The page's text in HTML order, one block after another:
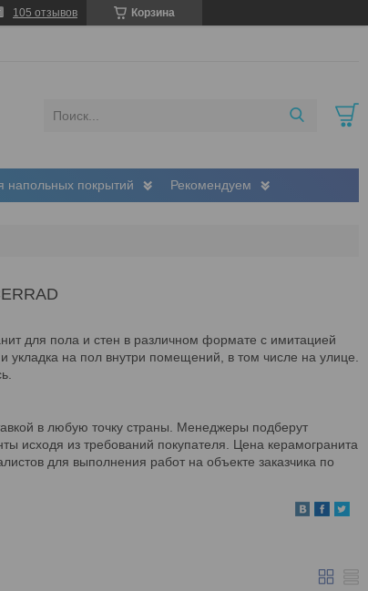
Корзина
105 отзывов
напольных покрытий Рекомендуем
для пола и стен в различном формате с имитацией
укладка на пол внутри помещений, в том числе на улице.
в любую точку страны. Менеджеры подберут
исходя из требований покупателя. Цена керамогранита
для выполнения работ на объекте заказчика по